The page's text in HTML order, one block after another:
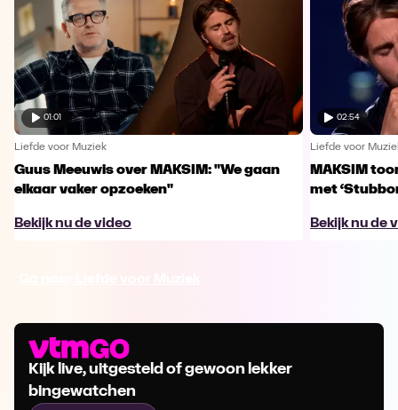
01:01
Liefde voor Muziek
Guus Meeuwis over MAKSIM: "We gaan
elkaar vaker opzoeken"
Bekijk nu de video
02:54
Liefde voor
MAKSIM
met
Bekijk nu de
Kijk live, uitgesteld of gewoon lekker
bingewatchen